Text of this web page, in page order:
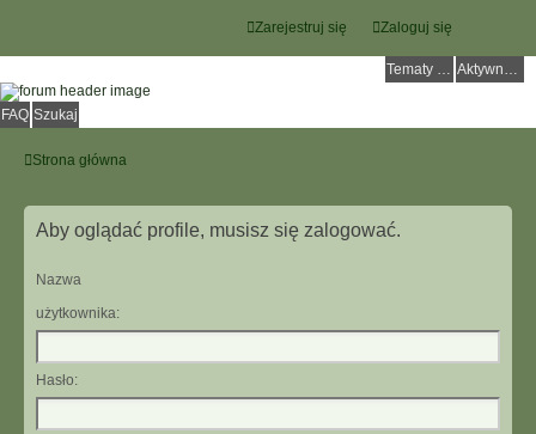
Zaloguj się
Zarejestruj się
Tematy bez odpowiedzi Aktywne tematy
FAQ Szukaj
Strona główna
Aby oglądać profile, musisz się zalogować.
Nazwa
użytkownika:
Hasło: